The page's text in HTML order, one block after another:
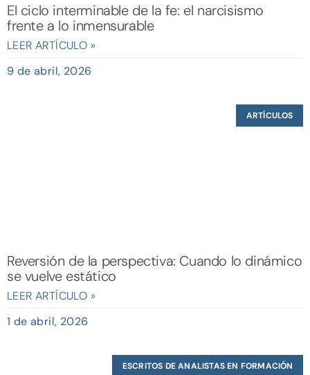
El ciclo interminable de la fe: el narcisismo
frente a lo inmensurable
LEER ARTÍCULO »
9 de abril, 2026
ARTÍCULOS
Reversión de la perspectiva: Cuando lo dinámico
se vuelve estático
LEER ARTÍCULO »
1 de abril, 2026
ESCRITOS DE ANALISTAS EN FORMACIÓN